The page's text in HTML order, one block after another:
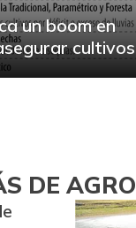
un boom en
cultivos
DE AGRO